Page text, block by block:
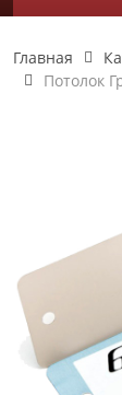
Главная
Потолок